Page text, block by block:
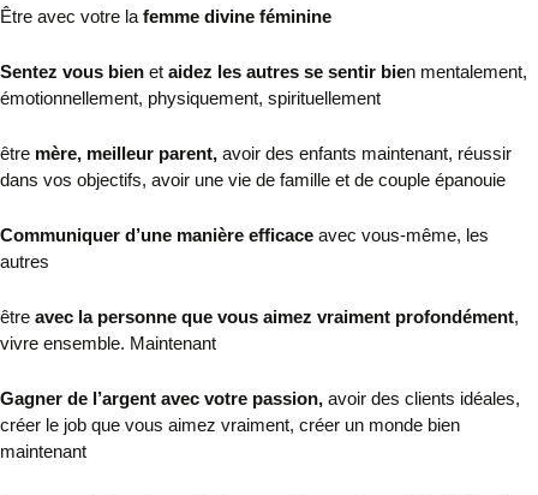
Être avec votre la femme divine féminine
Sentez vous bien et aidez les autres se sentir bien mentalement,
émotionnellement, physiquement, spirituellement
être mère, meilleur parent, avoir des enfants maintenant, réussir
dans vos objectifs, avoir une vie de famille et de couple épanouie
Communiquer d’une manière efficace avec vous-même, les
autres
être avec la personne que vous aimez vraiment profondément,
vivre ensemble. Maintenant
Gagner de l’argent avec votre passion, avoir des clients idéales,
créer le job que vous aimez vraiment, créer un monde bien
maintenant